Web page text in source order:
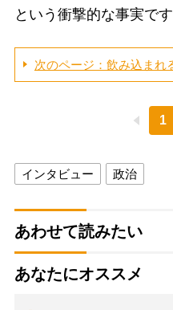
という衝撃的な事実です
次のページ：飲み込まれ
1
インタビュー 政治
あわせて読みたい
あなたにオススメ